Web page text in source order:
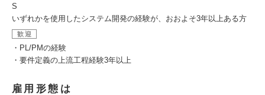
S
いずれかを使用したシステム開発の経験が、おおよそ3年以上ある方
歓迎
・PL/PMの経験
・要件定義の上流工程経験3年以上
雇用形態は